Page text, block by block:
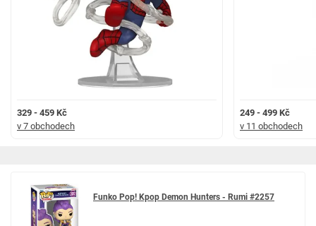
329 - 459 Kč
v 7 obchodech
249 - 499 Kč
v 11 obchodech
Funko Pop! Kpop Demon Hunters - Rumi #2257